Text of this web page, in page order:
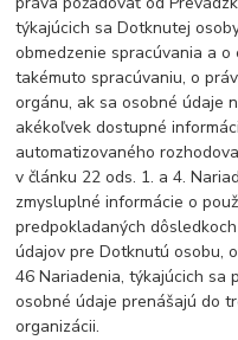
týkajúcich sa Dotknutej
obmedzenie spracúvania a
takémuto spracúvaniu, o
orgánu, ak sa osobné údaje
akékoľvek dostupné
automatizovaného
v článku 22 ods. 1. a 4.
zmysluplné informácie o
predpokladaných
údajov pre Dotknutú osobu,
46 Nariadenia, týkajúcich sa
osobné údaje prenášajú do
organizácii.